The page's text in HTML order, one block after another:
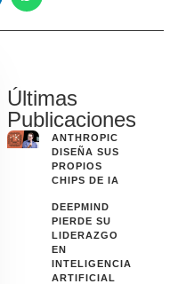
Últimas
Publicaciones
ANTHROPIC
DISEÑA SUS
PROPIOS
CHIPS DE IA
DEEPMIND
PIERDE SU
LIDERAZGO
EN
INTELIGENCIA
ARTIFICIAL